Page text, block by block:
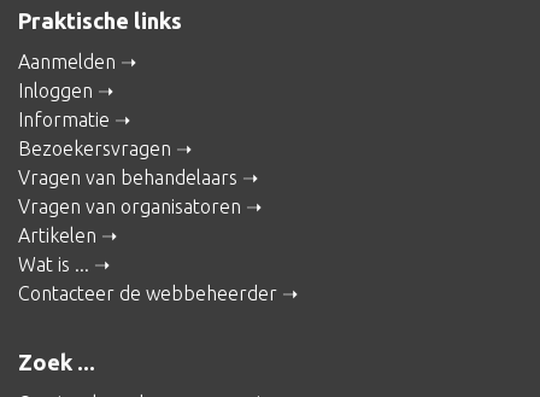
Praktische links
Aanmelden
Inloggen
Informatie
Bezoekersvragen
Vragen van behandelaars
Vragen van organisatoren
Artikelen
Wat is ...
Contacteer de webbeheerder
Zoek ...